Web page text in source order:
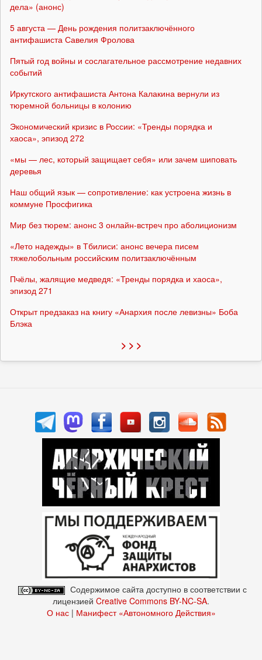
дела» (анонс)
5 августа — День рождения политзаключённого
антифашиста Савелия Фролова
Пятый год войны и сослагательное рассмотрение недавних
событий
Иркутского антифашиста Антона Калакина вернули из
тюремной больницы в колонию
Экономический кризис в России: «Тренды порядка и
хаоса», эпизод 272
«мы — лес, который защищает себя» или зачем шиповать
деревья
Наш общий язык — сопротивление: как устроена жизнь в
коммуне Просфигика
Мир без тюрем: анонс 3 онлайн-встреч про аболиционизм
«Лето надежды» в Тбилиси: анонс вечера писем
тяжелобольным российским политзаключённым
Пчёлы, жалящие медведя: «Тренды порядка и хаоса»,
эпизод 271
Открыт предзаказ на книгу «Анархия после левизны» Боба
Блэка
> > >
Содержимое сайта доступно в соответствии с
лицензией Creative Commons BY-NC-SA.
О нас| Манифест «Автономного Действия»